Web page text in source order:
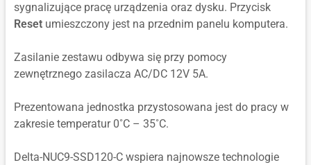
sygnalizujące pracę urządzenia oraz dysku. Przycisk
Reset umieszczony jest na przednim panelu komputera.
Zasilanie zestawu odbywa się przy pomocy
zewnętrznego zasilacza AC/DC 12V 5A.
Prezentowana jednostka przystosowana jest do pracy w
zakresie temperatur 0˚C – 35˚C.
Delta-NUC9-SSD120-C wspiera najnowsze technologie